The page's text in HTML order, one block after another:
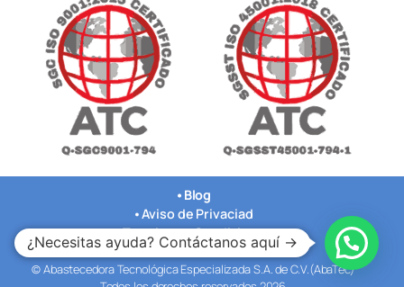
• Blog
•Aviso de Privaciad
•Terminos y Condiciones
•Nuestras Oficinas
© Abastecedora Tecnológica Especializada S.A. de C.V.(AbaTec)
¿Necesitas ayuda? Contáctanos aquí →